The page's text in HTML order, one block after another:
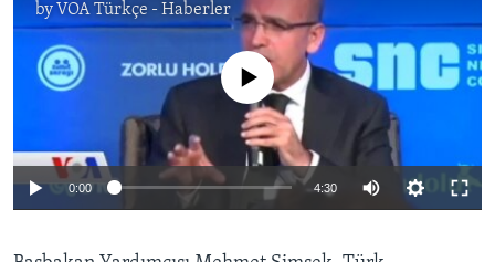
byVOA Türkçe - Haberler
No media source currently available
0:00 4:30